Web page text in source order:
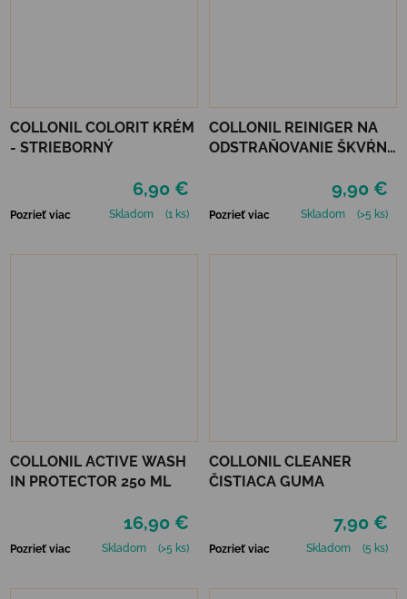
COLLONIL COLORIT KRÉM
- STRIEBORNÝ
6,90 €
Pozrieť viac Skladom (1 ks)
COLLONIL REINIGER NA
ODSTRAŇOVANIE ŠKVŔN
9,90 €
Pozrieť viac Skladom (>5 ks)
COLLONIL ACTIVE WASH
IN PROTECTOR 250 ML
16,90 €
Pozrieť viac Skladom (>5 ks)
COLLONIL CLEANER
ČISTIACA GUMA
7,90 €
Pozrieť viac Skladom (5 ks)